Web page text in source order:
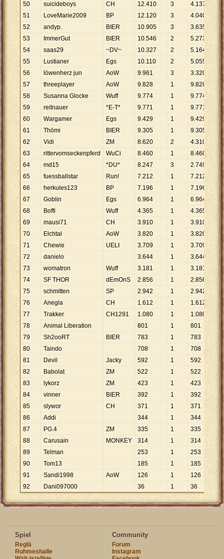
50
suicideboys CH 12.410 3 4.137
51
LoveMarie2009 BP 12.120 3 4.040
52
andyp. BIER 10.905 3 3.635
53
ImmerGut BIER 10.546 2 5.273
54
saas29 ~DV~ 10.327 2 5.164
55
Lustianer Egs 10.110 2 5.055
56
löwenherz jun AoW 9.961 3 3.320
57
threeplayer AoW 9.828 1 9.828
58
Susanna Glocke Wuff 9.774 1 9.774
59
reitnauer *E-T* 9.771 1 9.771
60
Wargamer Egs 9.429 1 9.429
61
Thömi BIER 9.305 1 9.305
62
Vidi ZM 8.620 2 4.310
63
rittervomseckenpferd WuCi 8.460 1 8.460
64
md15 *DU* 8.247 3 2.749
65
fuessballstar Run! 7.212 1 7.212
66
herkules123 BP 7.196 1 7.196
67
Goblin Egs 6.964 1 6.964
68
Boffi Wuff 4.365 1 4.365
69
mausi71 CH 3.910 1 3.910
70
Elchtal AoW 3.820 1 3.820
71
Chewie UELI 3.709 1 3.709
72
danielo 3.644 1 3.644
73
womatron Wuff 3.181 1 3.181
74
SF THOR dEmOnS 2.856 1 2.856
75
schmitten SP 2.942 1 2.942
76
Anegla CH 1.612 1 1.612
77
Trakker CH1291 1.080 1 1.080
78
Animal Liberation 801 1
801
79
Sh2ooRT BIER 783 1
783
80
Taindo 708 1
708
81
Devil Jacky 592 1
592
82
Babolat ZM 522 1
522
83
lykorz ZM 423 1
423
84
vinner BIER 392 1
392
85
slywor CH 371 1
371
86
Addi 344 1
344
87
PG.4 ZM 335 1
335
88
Carusain MONKEY 314 1
314
89
Telman 253 1
253
90
Tom13 185 1
185
91
Sandi1998 AoW 126 1
126
92
Dani097000 36 1 36
Spiel
Reglä
Ruhmeshalle
Community
Forum
Instagram